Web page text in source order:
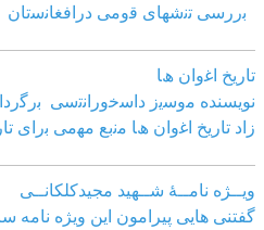
ﺑررﺳﯽ ﺗﻧﺷﮭﺎی ﻗوﻣﯽ دراﻓﻐﺎﻧﺳﺗﺎن
ﺗﺎرﯾﺦ اﻏوان ھﺎ
نویسنده ﻣوﺳﯾز داﺳﺧوراﻧﺗﺳﯽ
زاد ﺗﺎرﯾﺦ اﻏوان ھﺎ ﻣﻧﺑﻊ ﻣﮭﻣﯽ ﺑرای
ویــژه نامــۀ شــهید مجیدکلکانــی
گفتنی هایی پیرامون این ویژه نامه